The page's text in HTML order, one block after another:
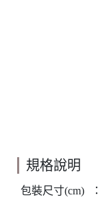
規格說明
包裝尺寸(cm) ：